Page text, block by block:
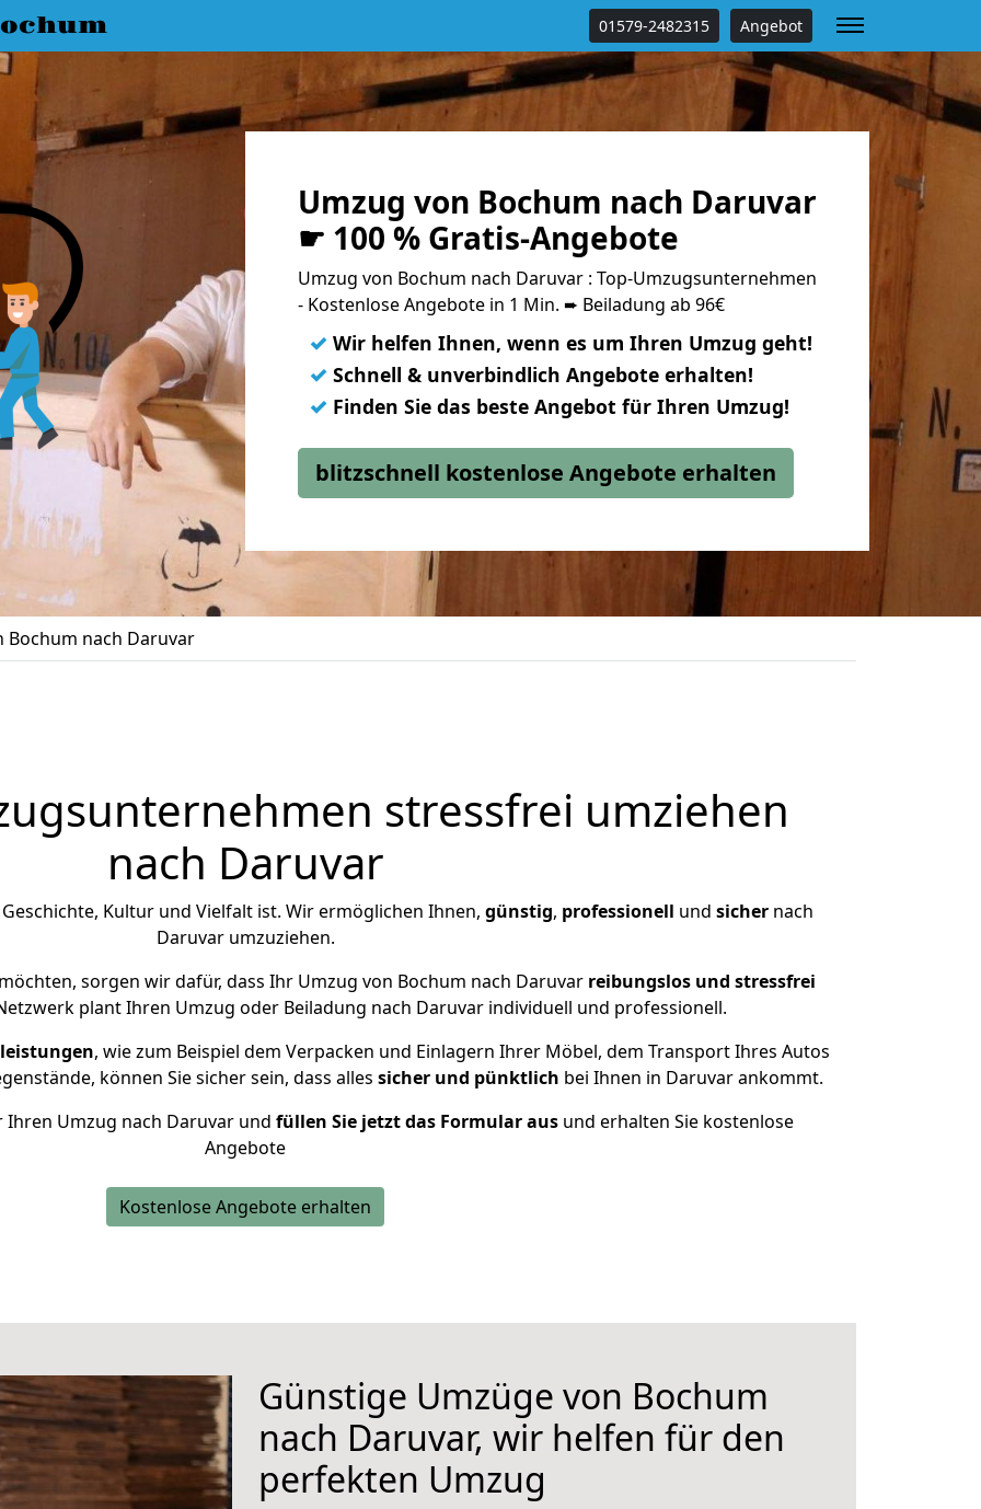
01579-2482315 Angebot
Umzug von Bochum nach Daruvar
☛ 100 % Gratis-Angebote
Umzug von Bochum nach Daruvar : Top-Umzugsunternehmen
- Kostenlose Angebote in 1 Min. ➨ Beiladung ab 96€
✓ Wir helfen Ihnen, wenn es um Ihren Umzug geht!
✓ Schnell & unverbindlich Angebote erhalten!
✓ Finden Sie das beste Angebot für Ihren Umzug!
blitzschnell kostenlose Angebote erhalten
Bochum nach Daruvar
stressfrei umziehen
nach Daruvar
Kultur und Vielfalt ist. Wir ermöglichen Ihnen, günstig, professionell und sicher nach
Daruvar umzuziehen.
sorgen wir dafür, dass Ihr Umzug von Bochum nach Daruvar reibungslos und stressfrei
plant Ihren Umzug oder Beiladung nach Daruvar individuell und professionell.
, wie zum Beispiel dem Verpacken und Einlagern Ihrer Möbel, dem Transport Ihres Autos
können Sie sicher sein, dass alles sicher und pünktlich bei Ihnen in Daruvar ankommt.
Umzug nach Daruvar und füllen Sie jetzt das Formular aus und erhalten Sie kostenlose
Angebote
Kostenlose Angebote erhalten
Günstige Umzüge von Bochum
nach Daruvar, wir helfen für den
perfekten Umzug